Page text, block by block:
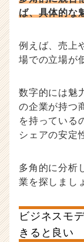
ば、具体的な
例えば、売上
場での立場が
数字的には魅
の企業が持つ
を持っている
シェアの安定
多角的に分析
業を探しまし
ビジネスモ
きると良い